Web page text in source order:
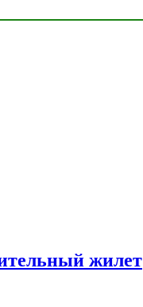
жилет